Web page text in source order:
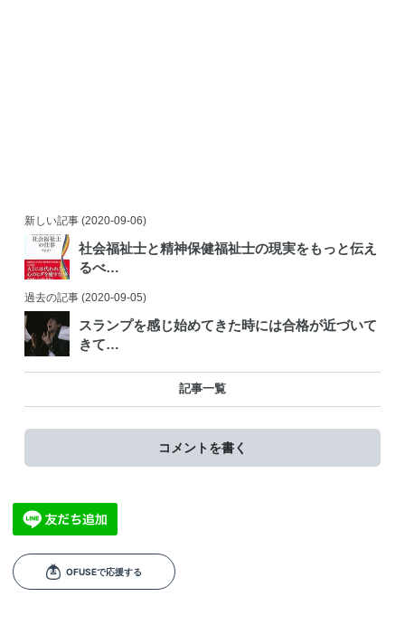
新しい記事(2020-09-06)
社会福祉士と精神保健福祉士の現実をもっと伝え
るべ…
過去の記事(2020-09-05)
スランプを感じ始めてきた時には合格が近づいて
きて…
記事一覧
コメントを書く